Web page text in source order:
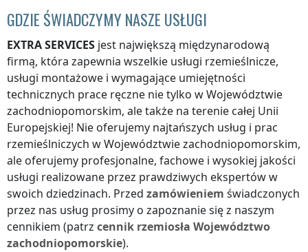
GDZIE ŚWIADCZYMY NASZE USŁUGI
EXTRA SERVICES jest największą międzynarodową
firmą, która zapewnia wszelkie usługi rzemieślnicze,
usługi montażowe i wymagające umiejętności
technicznych prace ręczne nie tylko w Województwie
zachodniopomorskim, ale także na terenie całej Unii
Europejskiej! Nie oferujemy najtańszych usług i prac
rzemieślniczych w Województwie zachodniopomorskim,
ale oferujemy profesjonalne, fachowe i wysokiej jakości
usługi realizowane przez prawdziwych ekspertów w
swoich dziedzinach. Przed zamówieniem świadczonych
przez nas usług prosimy o zapoznanie się z naszym
cennikiem (patrz cennik rzemiosła Województwo
zachodniopomorskie).